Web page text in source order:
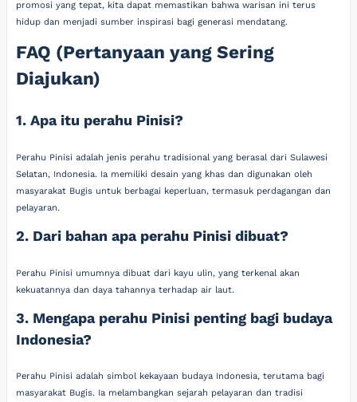
promosi yang tepat, kita dapat memastikan bahwa warisan ini terus
hidup dan menjadi sumber inspirasi bagi generasi mendatang.
FAQ (Pertanyaan yang Sering
Diajukan)
1. Apa itu perahu Pinisi?
Perahu Pinisi adalah jenis perahu tradisional yang berasal dari Sulawesi
Selatan, Indonesia. Ia memiliki desain yang khas dan digunakan oleh
masyarakat Bugis untuk berbagai keperluan, termasuk perdagangan dan
pelayaran.
2. Dari bahan apa perahu Pinisi dibuat?
Perahu Pinisi umumnya dibuat dari kayu ulin, yang terkenal akan
kekuatannya dan daya tahannya terhadap air laut.
3. Mengapa perahu Pinisi penting bagi budaya
Indonesia?
Perahu Pinisi adalah simbol kekayaan budaya Indonesia, terutama bagi
masyarakat Bugis. Ia melambangkan sejarah pelayaran dan tradisi